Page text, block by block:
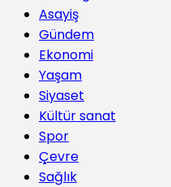
Asayiş
Gündem
Ekonomi
Yaşam
Siyaset
Kültür sanat
Spor
Çevre
Sağlık